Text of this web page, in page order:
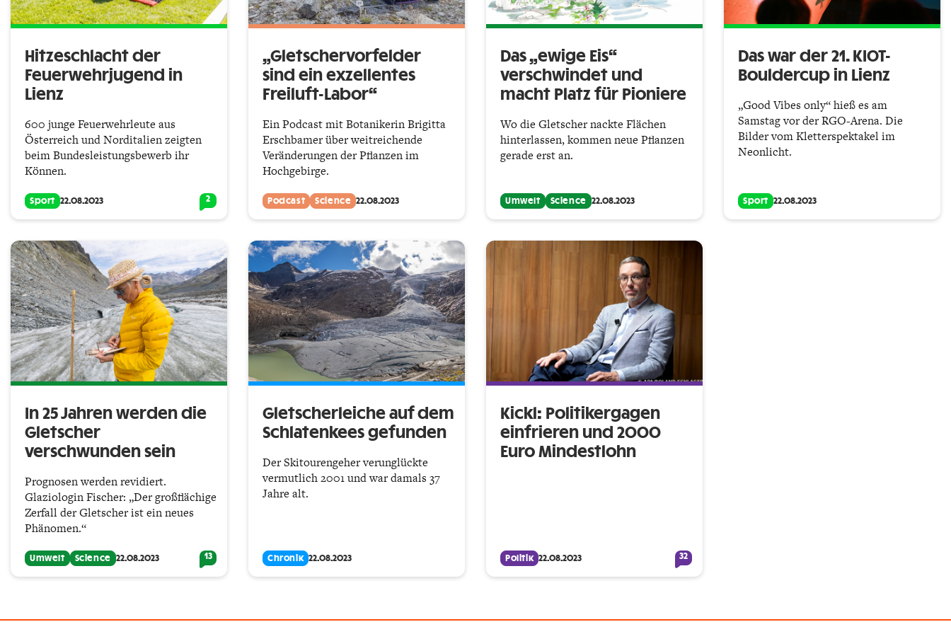
Hitzeschlacht der
Feuerwehrjugend in
Lienz
600 junge Feuerwehrleute aus
Österreich und Norditalien zeigten
beim Bundesleistungsbewerb ihr
Können.
Sport 22.08.2023 2
„Gletschervorfelder
sind ein exzellentes
Freiluft-Labor“
Ein Podcast mit Botanikerin Brigitta
Erschbamer über weitreichende
Verände­rungen der Pflanzen im
Hochgebirge.
Podcast Science 22.08.2023
Das „ewige Eis“
verschwindet und
macht Platz für Pioniere
Wo die Gletscher nackte Flächen
hinterlassen, kommen neue Pflanzen
gerade erst an.
Umwelt Science 22.08.2023
Das war der 21. KIOT-
Bouldercup in Lienz
„Good Vibes only“ hieß es am
Samstag vor der RGO-Arena. Die
Bilder vom Kletterspektakel im
Neonlicht.
Sport 22.08.2023
In 25 Jahren werden die
Gletscher
verschwunden sein
Prognosen werden revidiert.
Glaziologin Fischer: „Der großflächige
Zerfall der Gletscher ist ein neues
Phänomen.“
Umwelt Science 22.08.2023 13
Gletscherleiche auf dem
Schlatenkees gefunden
Der Skitourengeher verunglückte
vermutlich 2001 und war damals 37
Jahre alt.
Chronik 22.08.2023
Kickl: Politikergagen
einfrieren und 2000
Euro Mindestlohn
Politik 22.08.2023 32